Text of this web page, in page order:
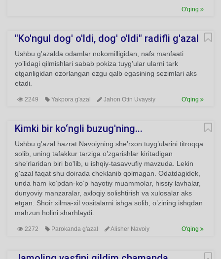
O'qing
"Ko'ngul dog' o'ldi, dog' o'ldi" radifli g'azal
Ushbu g'azalda odamlar nokomilligidan, nafs manfaati
yo’lidagi qilmishlari sabab pokiza tuyg’ular ularni tark
etganligidan ozorlangan ezgu qalb egasining sezimlari aks
etadi.
2249 Yakpora g'azal Jahon Otin Uvaysiy O'qing
Kimki bir ko‘ngli buzug'ning...
Ushbu g'azal hazrat Navoiyning she’rxon tuyg’ularini titroqqa
solib, uning tafakkur tarziga o’zgarishlar kiritadigan
she’rlaridan biri bo'lib, u ishqiy-tasavvufiy mavzuda. Lekin
g'azal faqat shu doirada cheklanib qolmagan. Odatdagidek,
unda ham ko’pdan-ko’p hayotiy muammolar, hissiy lavhalar,
dunyoviy manzaralar, axloqiy solishtirish va xulosalar aks
etgan. Shoir xilma-xil vositalarni ishga solib, o’zining ishqdan
mahzun holini sharhlaydi.
2272 Parokanda g'azal Alisher Navoiy O'qing